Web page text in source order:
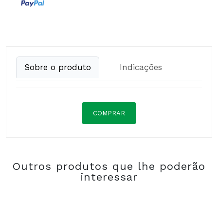
Sobre o produto Indicações
COMPRAR
COMPRAR
Outros produtos que lhe poderão
interessar